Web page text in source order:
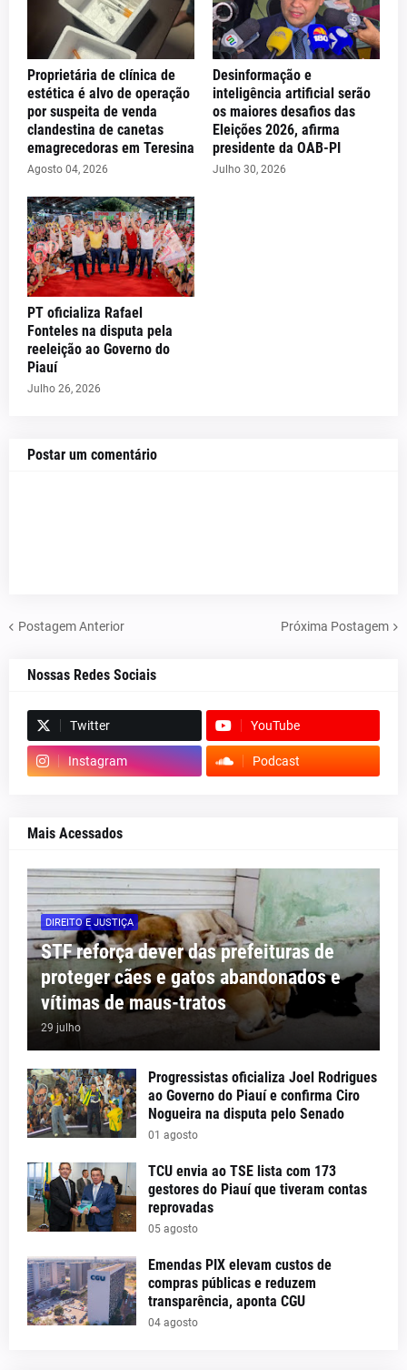
Proprietária de clínica de
estética é alvo de operação
por suspeita de venda
clandestina de canetas
emagrecedoras em Teresina
Agosto 04, 2026
Desinformação e
inteligência artificial serão
os maiores desafios das
Eleições 2026, afirma
presidente da OAB-PI
Julho 30, 2026
PT oficializa Rafael
Fonteles na disputa pela
reeleição ao Governo do
Piauí
Julho 26, 2026
Postar um comentário
Postagem Anterior Próxima Postagem
Nossas Redes Sociais
Twitter YouTube
Instagram Podcast
Mais Acessados
DIREITO E JUSTIÇA
STF reforça dever das prefeituras de
proteger cães e gatos abandonados e
vítimas de maus-tratos
29 julho
Progressistas oficializa Joel Rodrigues
ao Governo do Piauí e confirma Ciro
Nogueira na disputa pelo Senado
01 agosto
TCU envia ao TSE lista com 173
gestores do Piauí que tiveram contas
reprovadas
05 agosto
Emendas PIX elevam custos de
compras públicas e reduzem
transparência, aponta CGU
04 agosto